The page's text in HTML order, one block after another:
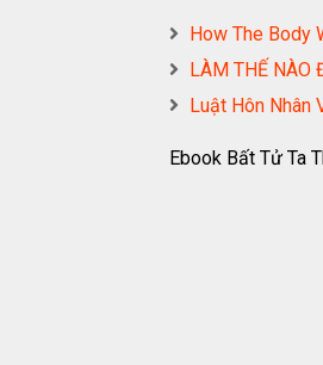
How The Body
LÀM THẾ NÀO
Luật Hôn Nhân
Ebook Bất Tử Ta